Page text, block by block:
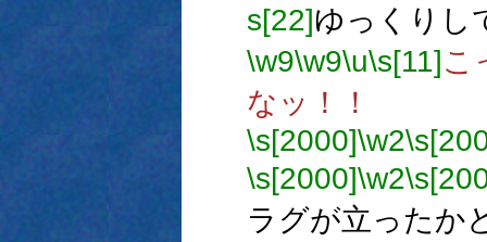
s[22]ゆっくりし
\w9\w9\u\s[11]こ
なッ！！
\s[2000]\w2
\s[2000]\w2
ラグが立ったか